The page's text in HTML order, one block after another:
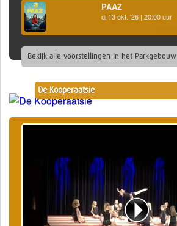
PAAZ
di 13 okt. '26 | 20:00 uur
Bekijk alle voorstellingen in het Parkgebouw
De Kooperaatsie